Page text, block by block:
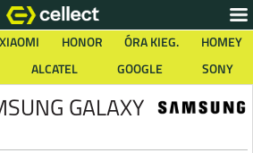
XIAOMI HONOR ÓRA KIEG.
HOMEY
ALCATEL GOOGLE SONY
GALAXY